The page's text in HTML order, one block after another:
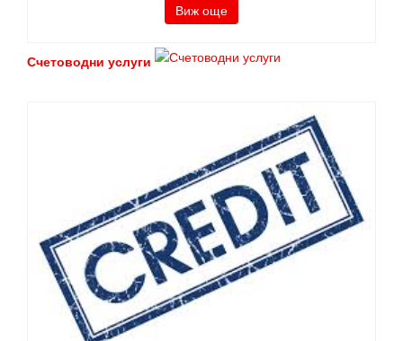
Виж още
Счетоводни услуги